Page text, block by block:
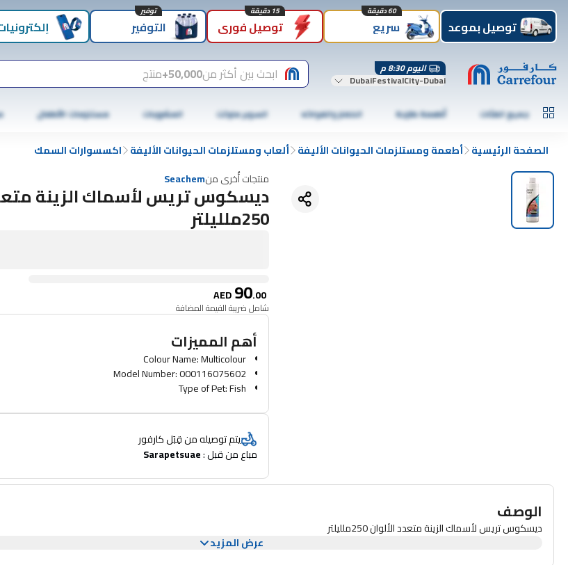
توصيل بموعد سريع
60 دقيقة
توصيل فوري
15 دقيقة
التوفير
توفير
اليوم 8:30 م
DubaiFestivalCity-Dubai ابحث بين أكثر من50,000+ منتج
جميع الفئات أطعمة طازجة الخضار والفواكه السوبر ماركت المشروبات مستلزمات الأطفال
الصفحة الرئيسية أطعمة ومستلزمات الحيوانات الأليفة ألعاب ومستلزمات الحيوانات الأليفة اكسسوارات السمك
منتجات أُخرى منSeachem
ديسكوس تريس لأسماك الزينة
250ملليلتر
AED90.00
شامل ضريبة القيمة المضافة
أهم المميزات
Colour Name: Multicolour
Model Number: 000116075602
Type of Pet: Fish
brand: Seachem
يتم توصيله من قِبَل كارفور
مباع من قبل : Sarapetsuae
الوصف
ديسكوس تريس لأسماك الزينة متعدد الألوان 250ملليلتر
عرض المزيد